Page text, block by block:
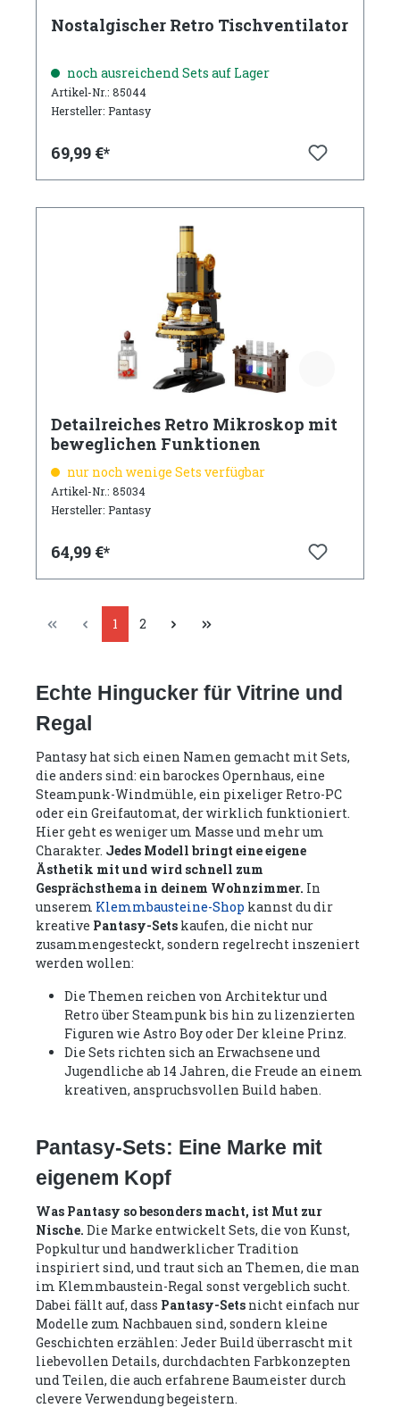
Nostalgischer Retro Tischventilator
noch ausreichend Sets auf Lager
Artikel-Nr.: 85044
Hersteller: Pantasy
69,99 €*
Detailreiches Retro Mikroskop mit
beweglichen Funktionen
nur noch wenige Sets verfügbar
Artikel-Nr.: 85034
Hersteller: Pantasy
64,99 €*
1 2
Echte Hingucker für Vitrine und
Regal
Pantasy hat sich einen Namen gemacht mit Sets,
die anders sind: ein barockes Opernhaus, eine
Steampunk-Windmühle, ein pixeliger Retro-PC
oder ein Greifautomat, der wirklich funktioniert.
Hier geht es weniger um Masse und mehr um
Charakter. Jedes Modell bringt eine eigene
Ästhetik mit und wird schnell zum
Gesprächsthema in deinem Wohnzimmer. In
unserem Klemmbausteine-Shop kannst du dir
kreative Pantasy-Sets kaufen, die nicht nur
zusammengesteckt, sondern regelrecht inszeniert
werden wollen:
Die Themen reichen von Architektur und
Retro über Steampunk bis hin zu lizenzierten
Figuren wie Astro Boy oder Der kleine Prinz.
Die Sets richten sich an Erwachsene und
Jugendliche ab 14 Jahren, die Freude an einem
kreativen, anspruchsvollen Build haben.
Pantasy-Sets: Eine Marke mit
eigenem Kopf
Was Pantasy so besonders macht, ist Mut zur
Nische. Die Marke entwickelt Sets, die von Kunst,
Popkultur und handwerklicher Tradition
inspiriert sind, und traut sich an Themen, die man
im Klemmbaustein-Regal sonst vergeblich sucht.
Dabei fällt auf, dass Pantasy-Sets nicht einfach nur
Modelle zum Nachbauen sind, sondern kleine
Geschichten erzählen: Jeder Build überrascht mit
liebevollen Details, durchdachten Farbkonzepten
und Teilen, die auch erfahrene Baumeister durch
clevere Verwendung begeistern.